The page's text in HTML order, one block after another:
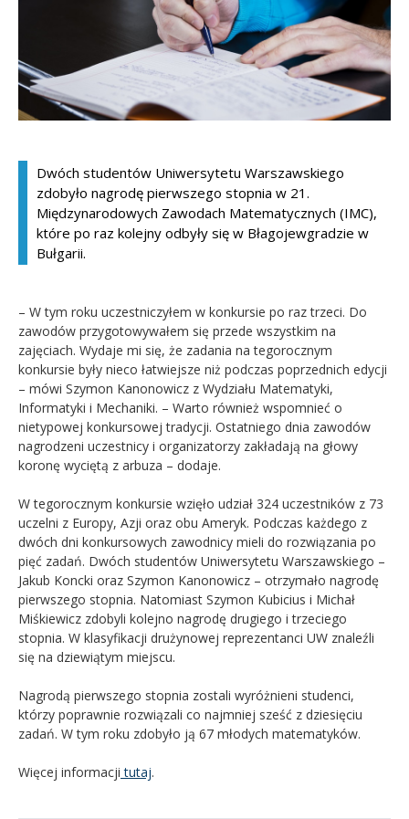
Absolwent
Dwóch studentów Uniwersytetu Warszawskiego
zdobyło nagrodę pierwszego stopnia w 21.
Międzynarodowych Zawodach Matematycznych (IMC),
które po raz kolejny odbyły się w Błagojewgradzie w
Bułgarii.
– W tym roku uczestniczyłem w konkursie po raz trzeci. Do
zawodów przygotowywałem się przede wszystkim na
zajęciach. Wydaje mi się, że zadania na tegorocznym
konkursie były nieco łatwiejsze niż podczas poprzednich edycji
– mówi Szymon Kanonowicz z Wydziału Matematyki,
Informatyki i Mechaniki. – Warto również wspomnieć o
nietypowej konkursowej tradycji. Ostatniego dnia zawodów
nagrodzeni uczestnicy i organizatorzy zakładają na głowy
koronę wyciętą z arbuza – dodaje.
W tegorocznym konkursie wzięło udział 324 uczestników z 73
uczelni z Europy, Azji oraz obu Ameryk. Podczas każdego z
dwóch dni konkursowych zawodnicy mieli do rozwiązania po
pięć zadań. Dwóch studentów Uniwersytetu Warszawskiego –
Jakub Koncki oraz Szymon Kanonowicz – otrzymało nagrodę
pierwszego stopnia. Natomiast Szymon Kubicius i Michał
Miśkiewicz zdobyli kolejno nagrodę drugiego i trzeciego
stopnia. W klasyfikacji drużynowej reprezentanci UW znaleźli
się na dziewiątym miejscu.
Nagrodą pierwszego stopnia zostali wyróżnieni studenci,
którzy poprawnie rozwiązali co najmniej sześć z dziesięciu
zadań. W tym roku zdobyło ją 67 młodych matematyków.
Więcej informacji tutaj.